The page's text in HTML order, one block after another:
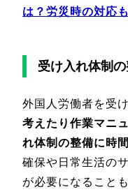
は？労災時の対応
受け入れ体制
外国人労働者を受
考えたり作業マニ
れ体制の整備に時
確保や日常生活の
が必要になること